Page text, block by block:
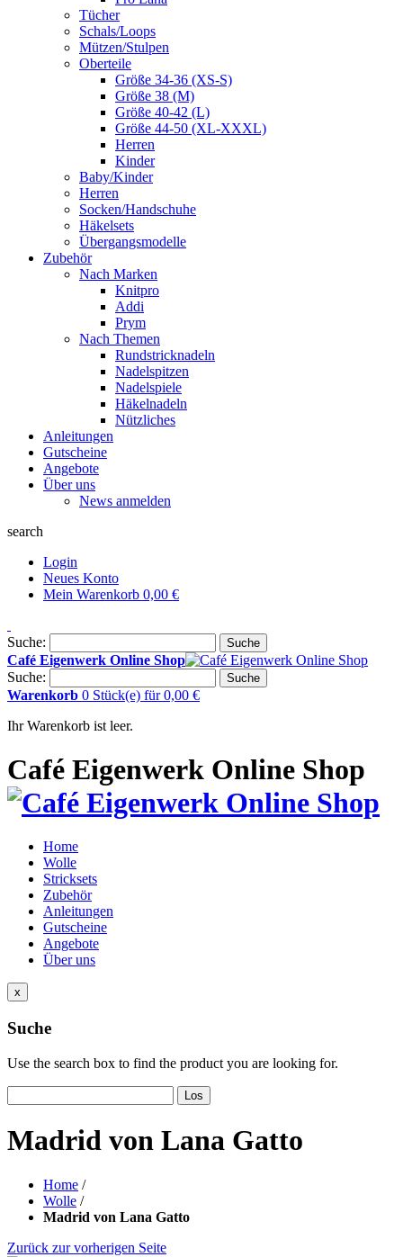
Tücher
Schals/Loops
Mützen/Stulpen
Oberteile
Größe 34-36 (XS-S)
Größe 38 (M)
Größe 40-42 (L)
Größe 44-50 (XL-XXXL)
Herren
Kinder
Baby/Kinder
Herren
Socken/Handschuhe
Häkelsets
Übergangsmodelle
Zubehör
Nach Marken
Knitpro
Addi
Prym
Nach Themen
Rundstricknadeln
Nadelspitzen
Nadelspiele
Häkelnadeln
Nützliches
Anleitungen
Gutscheine
Angebote
Über uns
News anmelden
search
Login
Neues Konto
Mein Warenkorb 0,00 €
Suche: Suche
Café Eigenwerk Online Shop
Suche:
Suche
Warenkorb 0 Stück(e) für 0,00 €
Ihr Warenkorb ist leer.
Café Eigenwerk Online Shop
Home
Wolle
Stricksets
Zubehör
Anleitungen
Gutscheine
Angebote
Über uns
x
Suche
Use the search box to find the product you are looking for.
Los
Madrid von Lana Gatto
Home /
Wolle /
Madrid von Lana Gatto
Zurück zur vorherigen Seite